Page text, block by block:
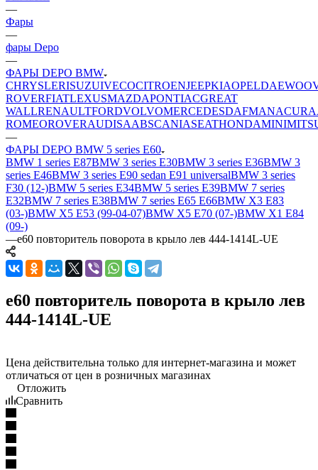
—
Фары
—
фары Depo
—
ФАРЫ DEPO BMW
CHRYSLERISUZUIVECOCITROENJEEPKIAOPELDAEWOO
ROVERFIATLEXUSMAZDAPONTIACGREAT
WALLRENAULTFORDVOLVOMERCEDESDAFMANACURA
ROMEOROVERAUDISAABSCANIASEATHONDAMINI
—
ФАРЫ DEPO BMW 5 series E60
BMW 1 series E87BMW 3 series E30BMW 3 series E36BMW 3
series E46BMW 3 series E90 sedan E91 universalBMW 3 series
F30 (12-)BMW 5 series E34BMW 5 series E39BMW 7 series
E32BMW 7 series E38BMW 7 series E65 E66BMW X3 E83
(03-)BMW X5 E53 (99-04-07)BMW X5 E70 (07-)BMW X1 E84
(09-)
—e60 повторитель поворота в крыло лев 444-1414L-UE
e60 повторитель поворота в крыло лев
444-1414L-UE
Цена действительна только для интернет-магазина и может
отличаться от цен в розничных магазинах
Отложить
Сравнить